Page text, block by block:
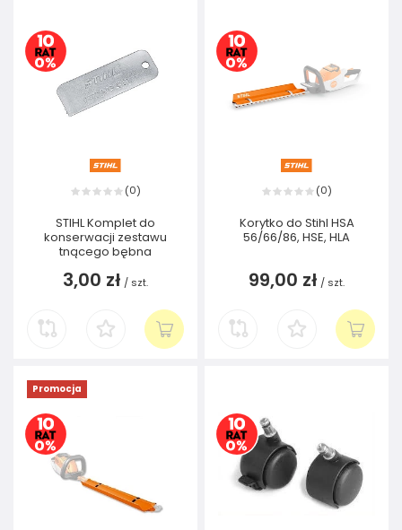
(0)
STIHL Komplet do
konserwacji zestawu
tnącego bębna
3,00 zł / szt.
(0)
Korytko do Stihl HSA
56/66/86, HSE, HLA
99,00 zł / szt.
Promocja